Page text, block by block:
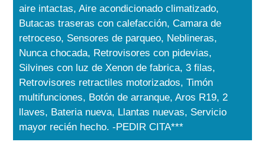
aire intactas, Aire acondicionado climatizado,
Butacas traseras con calefacción, Camara de
retroceso, Sensores de parqueo, Neblineras,
Nunca chocada, Retrovisores con pidevias,
Silvines con luz de Xenon de fabrica, 3 filas,
Retrovisores retractiles motorizados, Timón
multifunciones, Botón de arranque, Aros R19, 2
llaves, Bateria nueva, Llantas nuevas, Servicio
mayor recién hecho. -PEDIR CITA***